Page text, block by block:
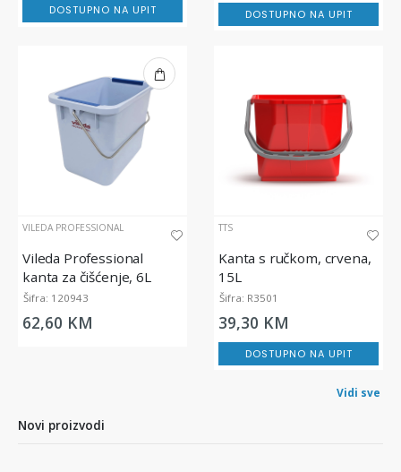
DOSTUPNO NA UPIT DOSTUPNO NA UPIT
VILEDA PROFESSIONAL
Vileda Professional
kanta za čišćenje, 6L
Šifra: 120943
62,60 KM
TTS
Kanta s ručkom, crvena,
15L
Šifra: R3501
39,30 KM
DOSTUPNO NA UPIT
Vidi sve
Novi proizvodi